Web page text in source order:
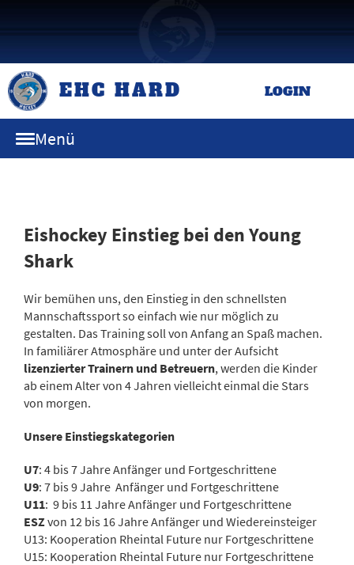
EHC HARD LOGIN
Menü
Eishockey Einstieg bei den Young
Shark
Wir bemühen uns, den Einstieg in den schnellsten
Mannschaftssport so einfach wie nur möglich zu
gestalten. Das Training soll von Anfang an Spaß machen.
In familiärer Atmosphäre und unter der Aufsicht
lizenzierter Trainern und Betreuern, werden die Kinder
ab einem Alter von 4 Jahren vielleicht einmal die Stars
von morgen.
Unsere Einstiegskategorien
U7: 4 bis 7 Jahre Anfänger und Fortgeschrittene
U9: 7 bis 9 Jahre Anfänger und Fortgeschrittene
U11: 9 bis 11 Jahre Anfänger und Fortgeschrittene
ESZvon 12 bis 16 Jahre Anfänger und Wiedereinsteiger
U13: Kooperation Rheintal Future nur Fortgeschrittene
U15: Kooperation Rheintal Future nur Fortgeschrittene